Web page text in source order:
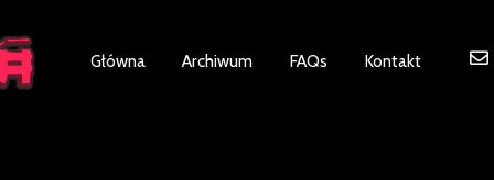
Główna Archiwum FAQs Kontakt